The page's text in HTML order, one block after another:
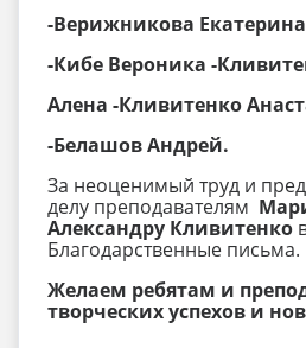
-Верижникова Екатерина
-Кибе Вероника -
Алена -Кливитенко
-Белашов Андрей.
За неоценимый труд и
делу преподавателям
Александру Кливитенко
Благодарственные письма.
Желаем ребятам и
творческих успехов и